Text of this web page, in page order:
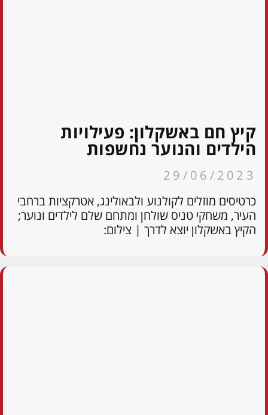
קיץ חם באשקלון: פעילויות
הילדים והנוער נחשפות
29/06/2023
כרטיסים מוזלים לקולנוע ולבאולינג, אטרקציות ברחבי
העיר, משחקי טניס שולחן ומתחם שלם לילדים ונוער;
הקיץ באשקלון יוצא לדרך | צילום: